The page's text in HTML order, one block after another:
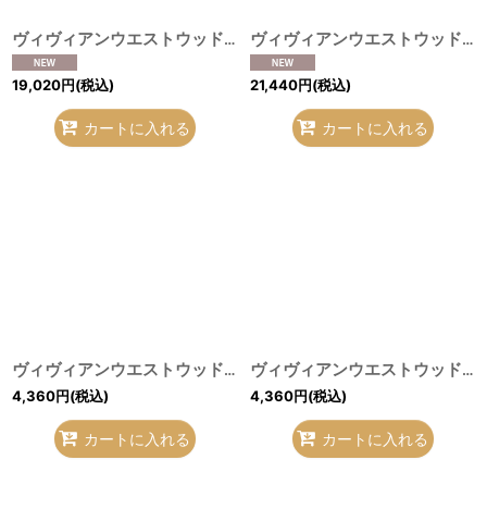
ヴィヴィアンウエストウッド 中古 / レリーフオーブベルト ゴールド×グリーン O-26-08-02-089-gd-IG-OS
19,020円(税込)
カートに入れる
ヴィヴィアンウエストウッド 中古 / スタッズベルト ブラック O-26-08-02-092-gd-IG-OS
21,440円(税込)
カートに入れる
ヴィヴィアンウエストウッド 中古 / ノベルティ巾着 Y-26-07-26-005-gd-SZ-ZY
4,360円(税込)
カートに入れる
ヴィヴィアンウエストウッド 中古 / ノベルティ巾着 Y-26-07-26-006-gd-SZ-ZY
4,360円(税込)
カートに入れる